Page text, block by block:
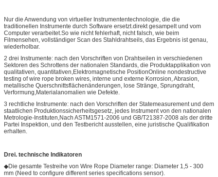
Nur die Anwendung von virtueller Instrumententechnologie, die die
traditionellen Instrumente durch Software ersetzt.direkt gesampelt und vom
Computer verarbeitet.So wie nicht fehlerhaft, nicht falsch, wie beim
Filmensehen, vollständiger Scan des Stahldrahtseils, das Ergebnis ist genau,
wiederholbar.
2 drei Instrumente: nach den Vorschriften von Drahtseilen in verschiedenen
Sektoren des Schrottens der nationalen Standards, die Produktapplikation von
qualitativen, quantitativen,Elektromagnetische PositionOnline nondestructive
testing of wire rope broken wires, interne und externe Korrosion, Abrasion,
metallische Querschnittsflächenänderungen, lose Stränge, Sprungdraht,
Verformung,Materialanomalien wie Defekte.
3 rechtliche Instrumente: nach den Vorschriften der Statemeasurement und dem
staatlichen Produktionssicherheitsgesetz, jedes Instrument von den nationalen
Metrologie-Instituten,Nach ASTM1571-2006 und GB/T21387-2008 als der dritte
Partei Inspektion, und den Testbericht ausstellen, eine juristische Qualifikation
erhalten.
Drei. technische Indikatoren
◆Die gesamte Testreihe von Wire Rope Diameter range: Diameter 1,5 - 300
mm (Need to configure different series specifications sensor).